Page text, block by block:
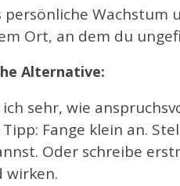
persönliche
Ort, an dem du
Alternative:
sehr, wie
Fange klein an.
Oder schreibe
wirken.